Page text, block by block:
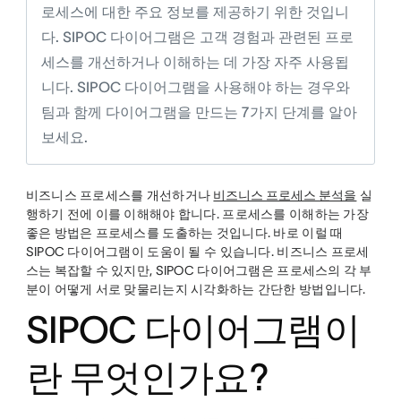
로세스에 대한 주요 정보를 제공하기 위한 것입니
다. SIPOC 다이어그램은 고객 경험과 관련된 프로
세스를 개선하거나 이해하는 데 가장 자주 사용됩
니다. SIPOC 다이어그램을 사용해야 하는 경우와
팀과 함께 다이어그램을 만드는 7가지 단계를 알아
보세요.
비즈니스 프로세스를 개선하거나 비즈니스 프로세스 분석을 실
행하기 전에 이를 이해해야 합니다. 프로세스를 이해하는 가장
좋은 방법은 프로세스를 도출하는 것입니다. 바로 이럴 때
SIPOC 다이어그램이 도움이 될 수 있습니다. 비즈니스 프로세
스는 복잡할 수 있지만, SIPOC 다이어그램은 프로세스의 각 부
분이 어떻게 서로 맞물리는지 시각화하는 간단한 방법입니다.
SIPOC 다이어그램이
란 무엇인가요?